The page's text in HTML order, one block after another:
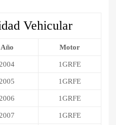
Vehicular
Año Motor
2004 1GRFE
2005 1GRFE
2006 1GRFE
2007 1GRFE